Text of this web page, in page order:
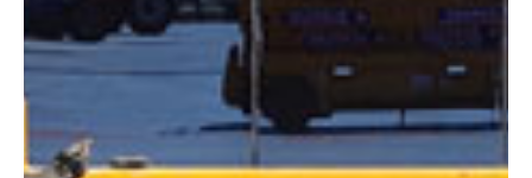
DIMENSIONES
Altura:
Altura plataforma:
6 m
Altura de trabajo:8 m